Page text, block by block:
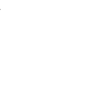
.